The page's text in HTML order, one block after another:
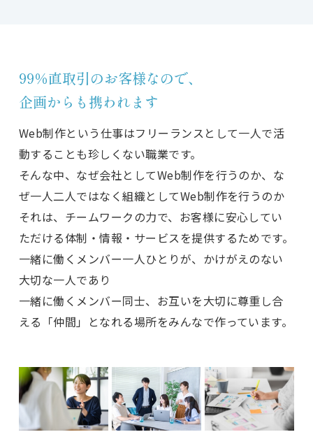
99％直取引のお客様なので、
企画からも携われます
Web制作という仕事はフリーランスとして一人で活
動することも珍しくない職業です。
そんな中、なぜ会社としてWeb制作を行うのか、 な
ぜ一人二人ではなく組織としてWeb制作を行うのか
それは、チームワークの力で、お客様に安心してい
ただける体制・情報・サービスを提供するためです。
一緒に働くメンバー一人ひとりが、かけがえのない
大切な一人であり
一緒に働くメンバー同士、お互いを大切に尊重し合
える 「仲間」となれる場所をみんなで作っています。